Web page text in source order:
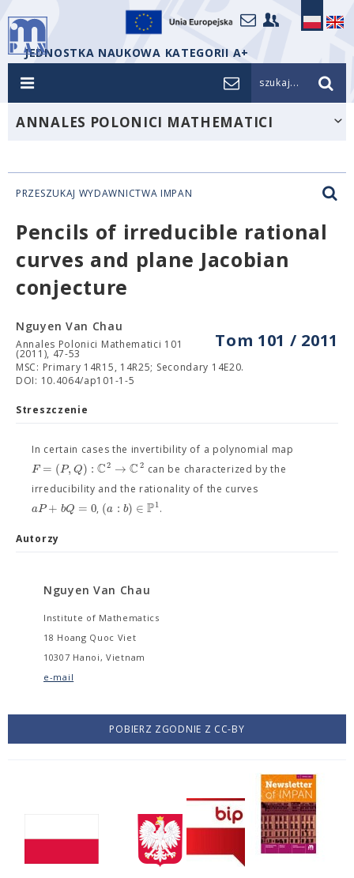
JEDNOSTKA NAUKOWA KATEGORII A+
szukaj...
ANNALES POLONICI MATHEMATICI
PRZESZUKAJ WYDAWNICTWA IMPAN
Pencils of irreducible rational
curves and plane Jacobian
conjecture
Tom 101 / 2011
Nguyen Van Chau
Annales Polonici Mathematici 101
(2011), 47-53
MSC: Primary 14R15, 14R25; Secondary 14E20.
DOI: 10.4064/ap101-1-5
Streszczenie
In certain cases the invertibility of a polynomial map
F = (P,Q) : C2 → C2 can be characterized by the
irreducibility and the rationality of the curves
aP+ bQ = 0, (a : b) ∈ P1.
Autorzy
Nguyen Van Chau
Institute of Mathematics
18 Hoang Quoc Viet
10307 Hanoi, Vietnam
e-mail
POBIERZ ZGODNIE Z CC-BY